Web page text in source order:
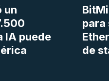
un
IA puede
para
de